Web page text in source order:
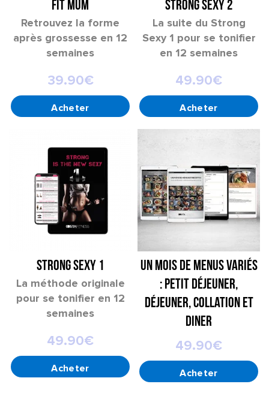
FIT MUM
Retrouvez la forme
après grossesse en 12
semaines
39.90€
STRONG SEXY 2
La suite du Strong
Sexy 1 pour se tonifier
en 12 semaines
49.90€
STRONG SEXY 1
La méthode originale
pour se tonifier en 12
semaines
49.90€
Un mois de menus variés
: petit déjeuner,
déjeuner, collation et
diner
49.90€